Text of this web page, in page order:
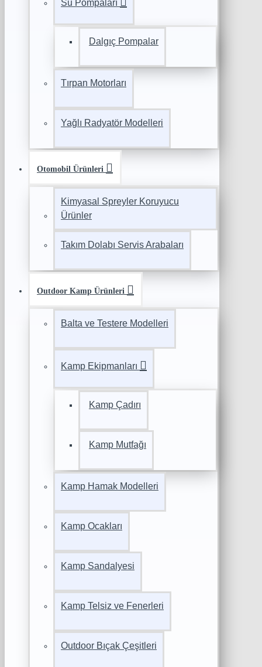
Su Pompaları
Dalgıç Pompalar
Tırpan Motorları
Yağlı Radyatör Modelleri
Otomobil Ürünleri
Kimyasal Spreyler Koruyucu
Ürünler
Takım Dolabı Servis Arabaları
Outdoor Kamp Ürünleri
Balta ve Testere Modelleri
Kamp Ekipmanları
Kamp Çadırı
Kamp Mutfağı
Kamp Hamak Modelleri
Kamp Ocakları
Kamp Sandalyesi
Kamp Telsiz ve Fenerleri
Outdoor Bıçak Çeşitleri